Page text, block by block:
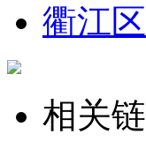
衢江
相关